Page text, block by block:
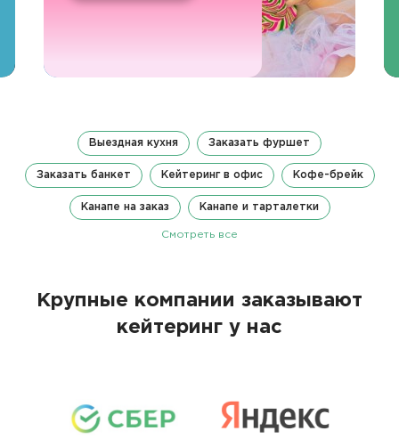
Выездная кухня Заказать фуршет
Заказать банкет Кейтеринг в офис Кофе-брейк
Канапе на заказ Канапе и тарталетки
Смотреть все
Крупные компании заказывают
кейтеринг у нас